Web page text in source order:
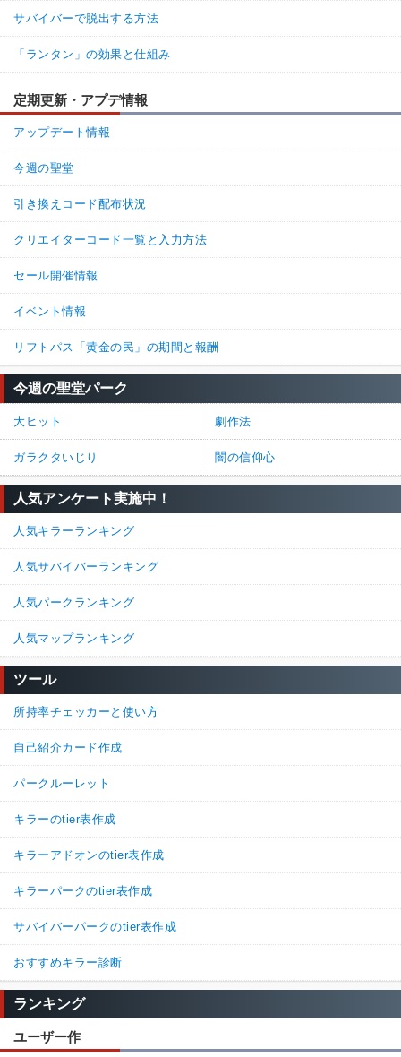
サバイバーで脱出する方法
「ランタン」の効果と仕組み
定期更新・アプデ情報
アップデート情報
今週の聖堂
引き換えコード配布状況
クリエイターコード一覧と入力方法
セール開催情報
イベント情報
リフトパス「黄金の民」の期間と報酬
今週の聖堂パーク
大ヒット 劇作法
ガラクタいじり 闇の信仰心
人気アンケート実施中！
人気キラーランキング
人気サバイバーランキング
人気パークランキング
人気マップランキング
ツール
所持率チェッカーと使い方
自己紹介カード作成
パークルーレット
キラーのtier表作成
キラーアドオンのtier表作成
キラーパークのtier表作成
サバイバーパークのtier表作成
おすすめキラー診断
ランキング
ユーザー作